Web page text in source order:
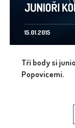
JUNIOŘI
15.01.2015
Tři body si
Popovicemi.